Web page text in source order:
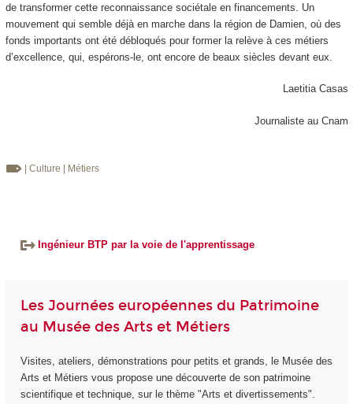
de transformer cette reconnaissance sociétale en financements. Un
mouvement qui semble déjà en marche dans la région de Damien, où des
fonds importants ont été débloqués pour former la relève à ces métiers
d’excellence, qui, espérons-le, ont encore de beaux siècles devant eux.
Laetitia Casas
Journaliste au Cnam
| Culture | Métiers
Ingénieur BTP par la voie de l'apprentissage
Les Journées européennes du Patrimoine
au Musée des Arts et Métiers
Visites, ateliers, démonstrations pour petits et grands, le Musée des
Arts et Métiers vous propose une découverte de son patrimoine
scientifique et technique, sur le thème "Arts et divertissements".